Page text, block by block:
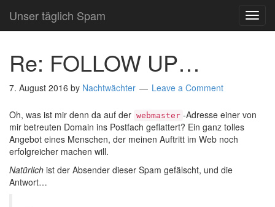
Unser täglich Spam
Re: FOLLOW UP…
7. August 2016 by Nachtwächter Leave a Comment
Oh, was ist mir denn da auf der webmaster -Adresse einer von
mir betreuten Domain ins Postfach geflattert? Ein ganz tolles
Angebot eines Menschen, der meinen Auftritt im Web noch
erfolgreicher machen will.
Natürlich ist der Absender dieser Spam gefälscht, und die
Antwort…